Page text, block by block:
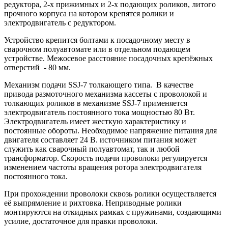
редуктора, 2-x прижимных и 2-x подающих роликов, литого
прочного корпуса на котором крепятся ролики и
электродвигатель с редуктором.
Устройство крепится болтами к посадочному месту в
сварочном полуавтомате или в отдельном подающем
устройстве. Межосевое расстояние посадочных крепёжных
отверстий - 80 мм.
Механизм подачи SSJ-7 толкающего типа. В качестве
привода размоточного механизма кассеты с проволокой и
толкающих роликов в механизме SSJ-7 применяется
электродвигатель постоянного тока мощностью 80 Вт.
Электродвигатель имеет жесткую характеристику и
постоянные обороты. Необходимое напряжение питания для
двигателя составляет 24 В. источником питания может
служить как сварочный полуавтомат, так и любой
трансформатор. Скорость подачи проволоки регулируется
изменением частоты вращения ротора электродвигателя
постоянного тока.
При прохождении проволоки сквозь ролики осуществляется
её выпрямление и рихтовка. Неприводные ролики
монтируются на откидных рамках с пружинами, создающими
усилие, достаточное для правки проволоки.